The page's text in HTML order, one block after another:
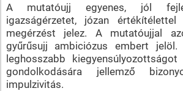
A mutatóujj egyenes, jól
igazságérzetet, józan
megérzést jelez. A mutatóujjal
gyűrűsujj ambiciózus embert
leghosszabb
gondolkodására jellemző
impulzivitás.